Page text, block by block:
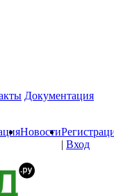
Документация
Новости
| Вход